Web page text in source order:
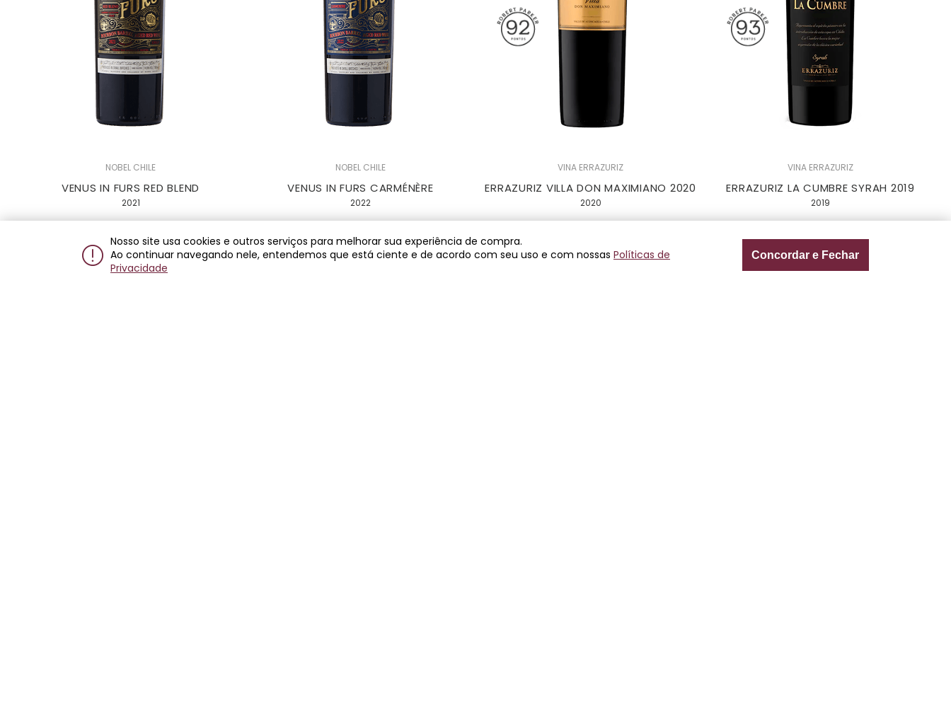
NOBEL CHILE
VENUS IN FURS RED BLEND
2021
R$ 149,00 associado
R$ 298,00
NOBEL CHILE
VENUS IN FURS CARMÉNÈRE
2022
R$ 149,00 associado
VINA ERRAZURIZ
ERRAZURIZ VILLA DON MAXIMIANO 2020
2020
2x de R$ 137,50 sem juros
VINA ERRAZURIZ
ERRAZURIZ LA CUMBRE SYRAH 2019
2019
R$ 399,00 associado
3x de R$ 133,00 sem juros
Nosso site usa cookies e outros serviços para melhorar sua experiência de compra.
Ao continuar navegando nele, entendemos que está ciente e de acordo com seu uso e com nossas Políticas de
Privacidade
Concordar e Fechar